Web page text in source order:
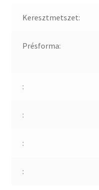
Keresztmetszet:
Présforma:
:
:
:
: